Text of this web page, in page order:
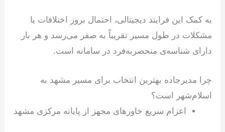
به کمک این فرایند دیجیتالی، احتمال بروز اختلافات یا
مشکلات در طول مسیر تقریباً به صفر می‌رسد و هر بار
دارای شناسه‌ی منحصربه‌فرد در سامانه است.
چرا مدیرجاده بهترین انتخاب برای مسیر مشهد به
اسلام‌شهر است؟
اعزام سریع خاورهای مجهز از پایانه مرکزی مشهد